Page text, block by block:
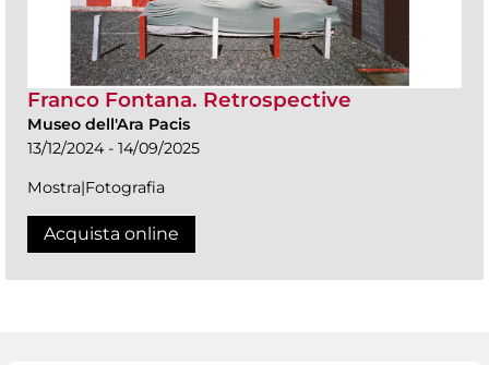
Franco Fontana. Retrospective
Museo dell'Ara Pacis
13/12/2024 - 14/09/2025
Mostra|Fotografia
Acquista online